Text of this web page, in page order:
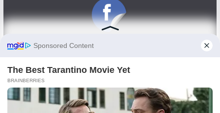
Следете нè на Фејсбук за да сте во тек со најновите